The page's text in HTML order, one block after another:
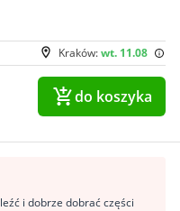
Kraków:wt. 11.08
do koszyka
i dobrze dobrać części